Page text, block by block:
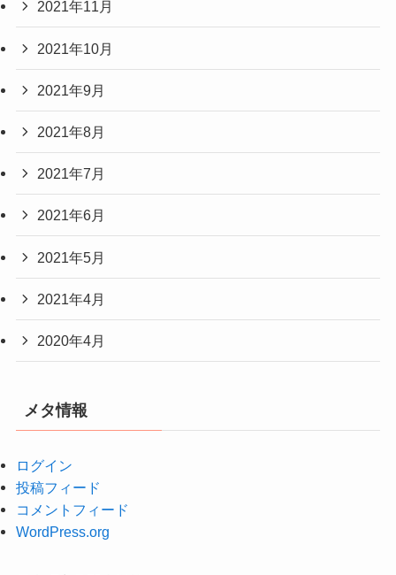
2021年11月
2021年10月
2021年9月
2021年8月
2021年7月
2021年6月
2021年5月
2021年4月
2020年4月
メタ情報
ログイン
投稿フィード
コメントフィード
WordPress.org